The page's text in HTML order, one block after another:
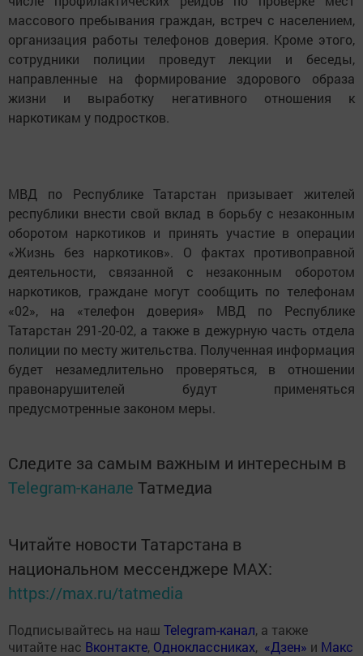
массового пребывания граждан, встреч с населением,
организация работы телефонов доверия. Кроме этого,
сотрудники полиции проведут лекции и беседы,
направленные на формирование здорового образа
жизни и выработку негативного отношения к
наркотикам у подростков.
МВД по Республике Татарстан призывает жителей
республики внести свой вклад в борьбу с незаконным
оборотом наркотиков и принять участие в операции
«Жизнь без наркотиков». О фактах противоправной
деятельности, связанной с незаконным оборотом
наркотиков, граждане могут сообщить по телефонам
«02», на «телефон доверия» МВД по Республике
Татарстан 291-20-02, а также в дежурную часть отдела
полиции по месту жительства. Полученная информация
будет незамедлительно проверяться, в отношении
правонарушителей будут применяться
предусмотренные законом меры.
Следите за самым важным и интересным в
Telegram-канале Татмедиа
Читайте новости Татарстана в
национальном мессенджере MАХ:
https://max.ru/tatmedia
Подписывайтесь на наш Telegram-канал, а также
читайте нас Вконтакте, Одноклассниках, «Дзен» и Макс